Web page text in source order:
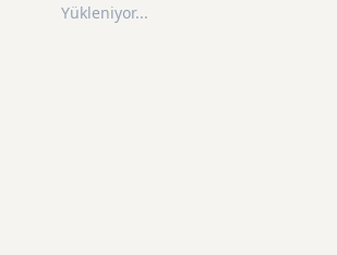
Yükleniyor...